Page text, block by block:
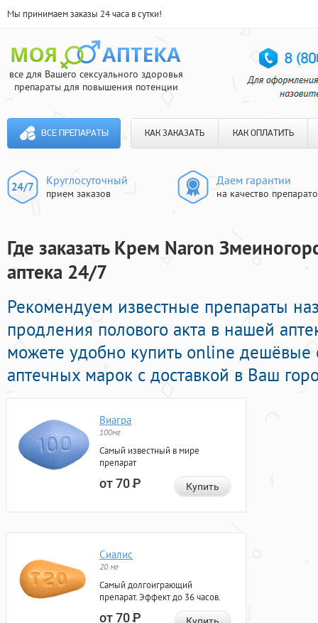
Мы принимаем заказы 24 часа в сутки!
все для Вашего сексуального здоровья
препараты для повышения потенции
ВСЕ ПРЕПАРАТЫ КАК ЗАКАЗАТЬ КАК ОПЛАТИТЬ
Круглосуточный
прием заказов
Даем гарантии
на качество
Где заказать Крем Naron
аптека 24/7
Рекомендуем известные препараты
продления полового акта в нашей
можете удобно купить online дешёвые
аптечных марок с доставкой в Ваш
Виагра
100мг
Самый известный в мире
препарат
от 70Р Купить
Сиалис
20 мг
Самый долгоиграющий
препарат. Эффект до 36 часов.
от 70Р